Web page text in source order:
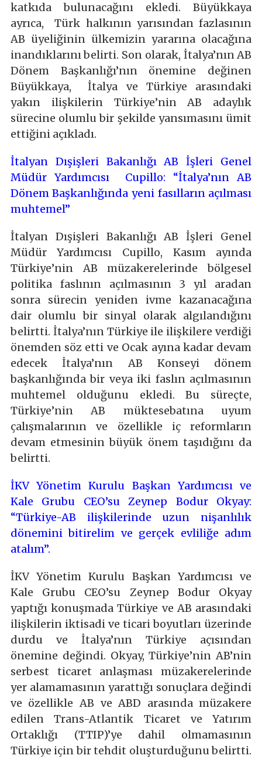
katkıda bulunacağını ekledi. Büyükkaya
ayrıca, Türk halkının yarısından fazlasının
AB üyeliğinin ülkemizin yararına olacağına
inandıklarını belirti. Son olarak, İtalya’nın AB
Dönem Başkanlığı’nın önemine değinen
Büyükkaya, İtalya ve Türkiye arasındaki
yakın ilişkilerin Türkiye’nin AB adaylık
sürecine olumlu bir şekilde yansımasını ümit
ettiğini açıkladı.
İtalyan Dışişleri Bakanlığı AB İşleri Genel
Müdür Yardımcısı Cupillo: “İtalya’nın AB
Dönem Başkanlığında yeni fasılların açılması
muhtemel”
İtalyan Dışişleri Bakanlığı AB İşleri Genel
Müdür Yardımcısı Cupillo, Kasım ayında
Türkiye’nin AB müzakerelerinde bölgesel
politika faslının açılmasının 3 yıl aradan
sonra sürecin yeniden ivme kazanacağına
dair olumlu bir sinyal olarak algılandığını
belirtti. İtalya’nın Türkiye ile ilişkilere verdiği
önemden söz etti ve Ocak ayına kadar devam
edecek İtalya’nın AB Konseyi dönem
başkanlığında bir veya iki faslın açılmasının
muhtemel olduğunu ekledi. Bu süreçte,
Türkiye’nin AB müktesebatına uyum
çalışmalarının ve özellikle iç reformların
devam etmesinin büyük önem taşıdığını da
belirtti.
İKV Yönetim Kurulu Başkan Yardımcısı ve
Kale Grubu CEO’su Zeynep Bodur Okyay:
“Türkiye-AB ilişkilerinde uzun nişanlılık
dönemini bitirelim ve gerçek evliliğe adım
atalım”.
İKV Yönetim Kurulu Başkan Yardımcısı ve
Kale Grubu CEO’su Zeynep Bodur Okyay
yaptığı konuşmada Türkiye ve AB arasındaki
ilişkilerin iktisadi ve ticari boyutları üzerinde
durdu ve İtalya’nın Türkiye açısından
önemine değindi. Okyay, Türkiye’nin AB’nin
serbest ticaret anlaşması müzakerelerinde
yer alamamasının yarattığı sonuçlara değindi
ve özellikle AB ve ABD arasında müzakere
edilen Trans-Atlantik Ticaret ve Yatırım
Ortaklığı (TTIP)’ye dahil olmamasının
Türkiye için bir tehdit oluşturduğunu belirtti.